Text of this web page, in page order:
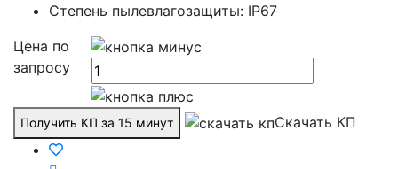
Степень пылевлагозащиты: IP67
Цена по
запросу
Получить КП за 15 минут Скачать КП